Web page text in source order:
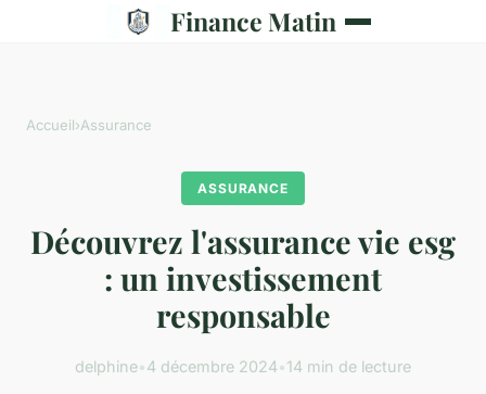
Finance Matin
Accueil›Assurance
ASSURANCE
Découvrez l'assurance vie esg
: un investissement
responsable
delphine•4 décembre 2024•14 min de lecture